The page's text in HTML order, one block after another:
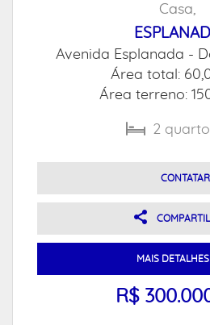
Casa,
Avenida Esplanada -
Área total:
Área terreno:
2
CONTATAR
MAIS
R$